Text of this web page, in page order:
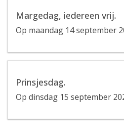
Margedag, iedereen vrij.
Op maandag 14 september
Prinsjesdag.
Op dinsdag 15 september